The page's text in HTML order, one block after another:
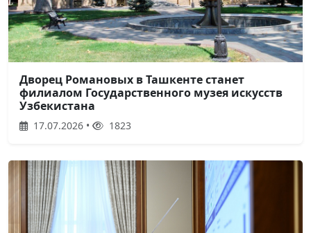
Дворец Романовых в Ташкенте станет
филиалом Государственного музея искусств
Узбекистана
17.07.2026 • 1823